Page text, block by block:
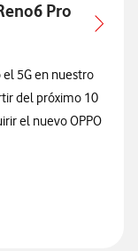
Pro
5G en nuestro
del próximo 10
el nuevo OPPO